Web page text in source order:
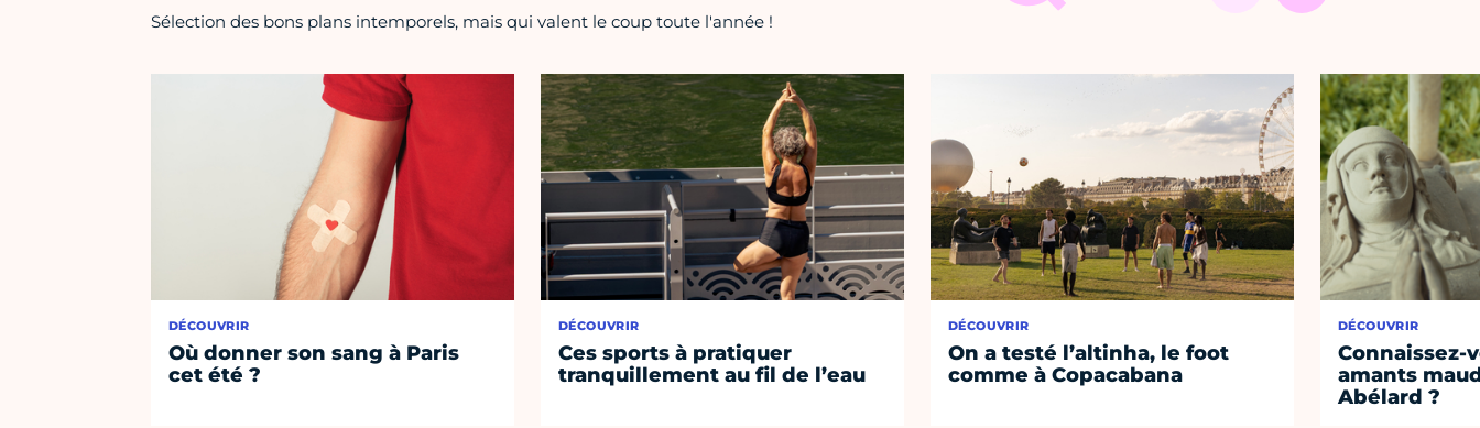
Sélection des bons plans intemporels, mais qui valent le coup toute l'année !
DÉCOUVRIR
Où donner son sang à Paris
cet été ?
DÉCOUVRIR
Ces sports à pratiquer
tranquillement au fil de l’eau
DÉCOUVRIR
On a testé l’altinha, le foot
comme à Copacabana
DÉCOUVRIR
Connaissez-
amants
Abélard ?